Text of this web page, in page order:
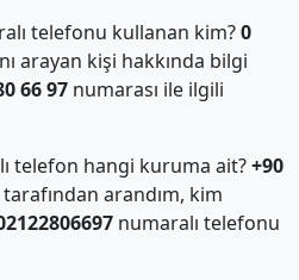
telefonu kullanan kim?0
arayan kişi hakkında bilgi
66 97numarası ile ilgili
telefon hangi kuruma ait?+90
arandım, kim
numaralı telefonu